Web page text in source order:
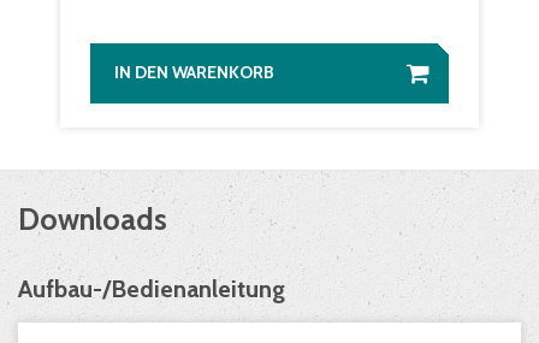
IN DEN WARENKORB
Downloads
Aufbau-/Bedienanleitung